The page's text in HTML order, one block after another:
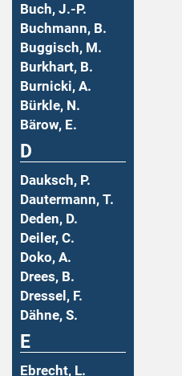
Buch, J.-P.
Buchmann, B.
Buggisch, M.
Burkhart, B.
Burnicki, A.
Bürkle, N.
Bärow, E.
D
Dauksch, P.
Dautermann, T.
Deden, D.
Deiler, C.
Doko, A.
Drees, B.
Dressel, F.
Dähne, S.
E
Ebrecht, L.